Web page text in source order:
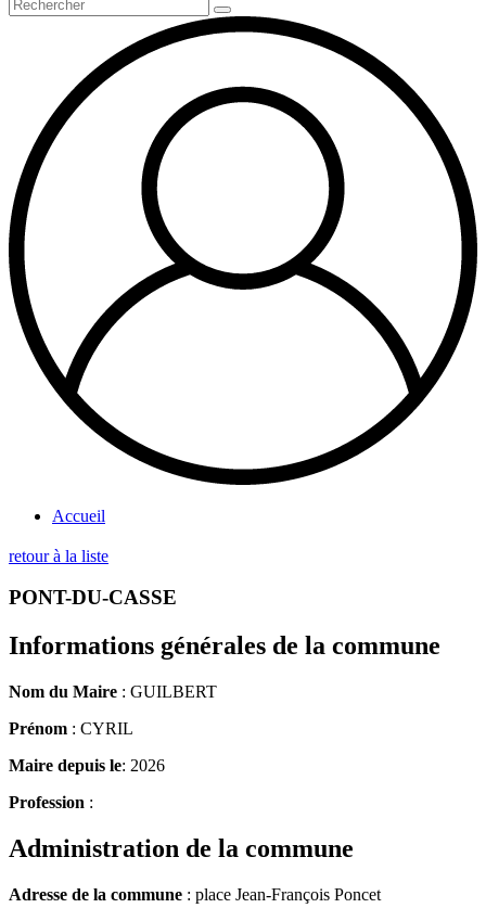
Accueil
retour à la liste
PONT-DU-CASSE
Informations générales de la commune
Nom du Maire : GUILBERT
Prénom : CYRIL
Maire depuis le: 2026
Profession :
Administration de la commune
Adresse de la commune : place Jean-François Poncet